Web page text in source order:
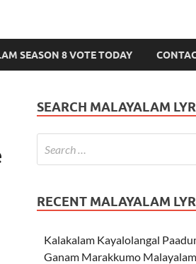
SEASON 8 VOTE TODAY
SEARCH MALAYALAM
RECENT MALAYALAM
Kalakalam Kayalolangal
Ganam Marakkumo